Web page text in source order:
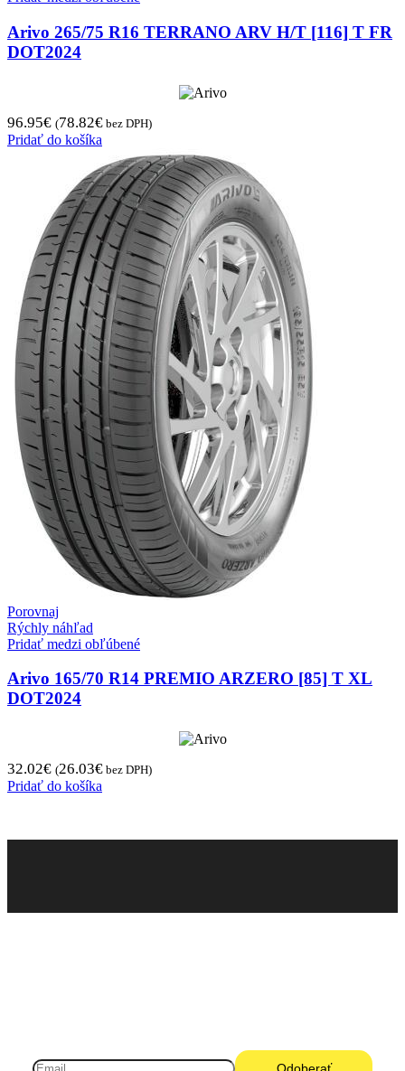
Arivo 265/75 R16 TERRANO ARV H/T [116] T FR
DOT2024
96.95€ (78.82€ bez DPH)
Pridať do košíka
Porovnaj
Rýchly náhľad
Pridať medzi obľúbené
Arivo 165/70 R14 PREMIO ARZERO [85] T XL
DOT2024
32.02€ (26.03€ bez DPH)
Pridať do košíka